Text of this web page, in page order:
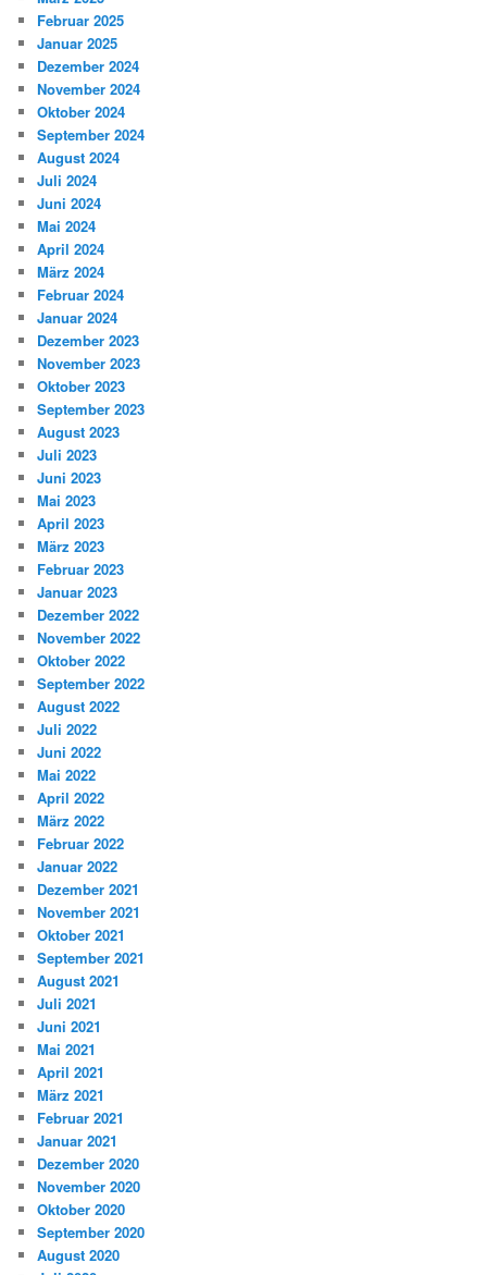
Februar 2025
Januar 2025
Dezember 2024
November 2024
Oktober 2024
September 2024
August 2024
Juli 2024
Juni 2024
Mai 2024
April 2024
März 2024
Februar 2024
Januar 2024
Dezember 2023
November 2023
Oktober 2023
September 2023
August 2023
Juli 2023
Juni 2023
Mai 2023
April 2023
März 2023
Februar 2023
Januar 2023
Dezember 2022
November 2022
Oktober 2022
September 2022
August 2022
Juli 2022
Juni 2022
Mai 2022
April 2022
März 2022
Februar 2022
Januar 2022
Dezember 2021
November 2021
Oktober 2021
September 2021
August 2021
Juli 2021
Juni 2021
Mai 2021
April 2021
März 2021
Februar 2021
Januar 2021
Dezember 2020
November 2020
Oktober 2020
September 2020
August 2020